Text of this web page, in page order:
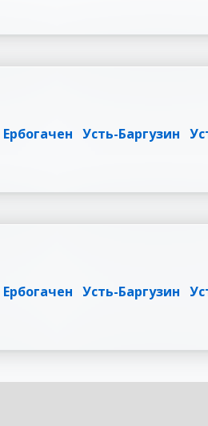
Ербогачен Усть-Баргузин
Ербогачен Усть-Баргузин